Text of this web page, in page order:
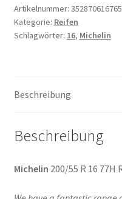
77H
ROAD
W
Menge
Artikelnummer:
Kategorie: Reifen
Schlagwörter: 16, Michelin
Beschreibung
Beschreibung
Michelin 200/55 R 16 77H